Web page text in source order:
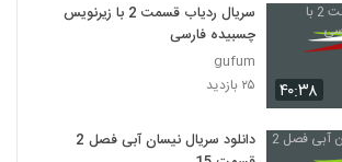
۴۰:۳۸
سریال ردیاب قسمت 2 با زیرنویس
چسبیده فارسی
gufum
۲۵ بازدید
دانلود سریال نیسان آبی فصل 2